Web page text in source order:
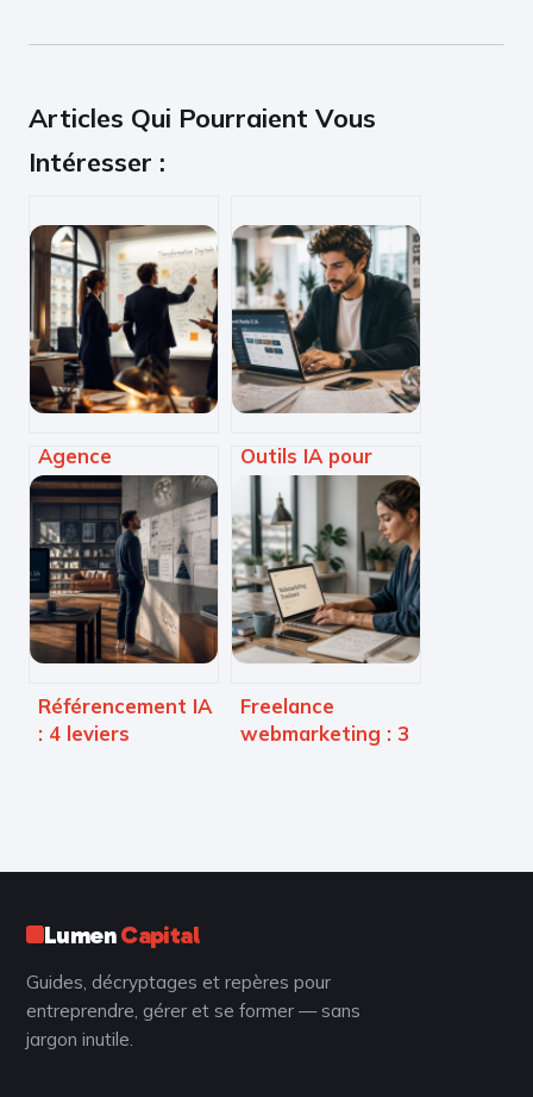
Articles Qui Pourraient Vous
Intéresser :
Agence
transformation
digitale à Paris : 4
leviers pour
sécuriser votre
croissance et
moderniser vos
processus
Outils IA pour
community
managers : 4
réflexes pour
automatiser sans
perdre votre
authenticité
Référencement IA
: 4 leviers
Freelance
webmarketing : 3
LumenCapital
Guides, décryptages et repères pour
entreprendre, gérer et se former — sans
jargon inutile.